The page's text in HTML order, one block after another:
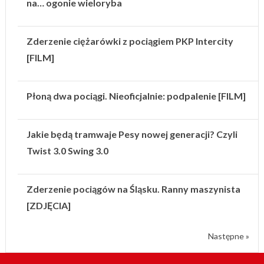
na… ogonie wieloryba
Zderzenie ciężarówki z pociągiem PKP Intercity
[FILM]
Płoną dwa pociągi. Nieoficjalnie: podpalenie [FILM]
Jakie będą tramwaje Pesy nowej generacji? Czyli
Twist 3.0 Swing 3.0
Zderzenie pociągów na Śląsku. Ranny maszynista
[ZDJĘCIA]
Następne »